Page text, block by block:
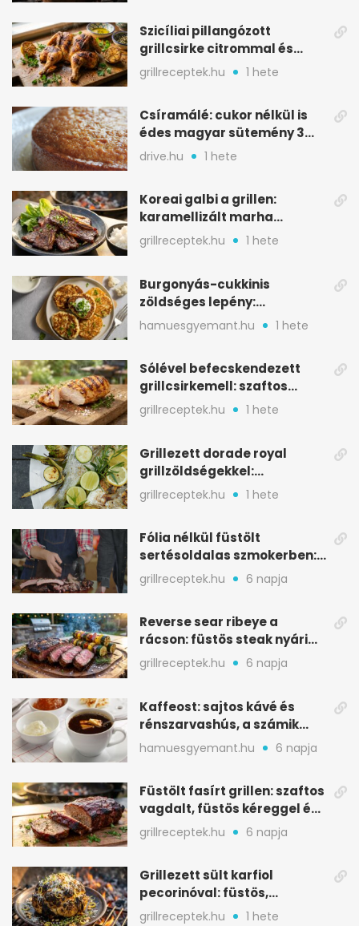
Szicíliai pillangózott
grillcsirke citrommal és
oregánóval
grillreceptek.hu 1 hete
Csíramálé: cukor nélkül is
édes magyar sütemény 3
alapanyagból
drive.hu 1 hete
Koreai galbi a grillen:
karamellizált marha
rövidborda gyorsan
grillreceptek.hu 1 hete
Burgonyás-cukkinis
zöldséges lepény:
aranybarna, szaftos, hús
nélkül is
hamuesgyemant.hu 1 hete
Sólével befecskendezett
grillcsirkemell: szaftos
marad, nem szárad ki
grillreceptek.hu 1 hete
Grillezett dorade royal
grillzöldségekkel:
mediterrán ízek a rostélyról
grillreceptek.hu 1 hete
Fólia nélkül füstölt
sertésoldalas szmokerben:
ropogós bark, 6 óra
grillreceptek.hu 6 napja
Reverse sear ribeye a
rácson: füstös steak nyári
tökkebabbal
grillreceptek.hu 6 napja
Kaffeost: sajtos kávé és
rénszarvashús, a számik
melegítő itala
hamuesgyemant.hu 6 napja
Füstölt fasírt grillen: szaftos
vagdalt, füstös kéreggel és
BBQ mázzal
grillreceptek.hu 6 napja
Grillezett sült karfiol
pecorinóval: füstös,
karamellizált nyári kedvenc
grillreceptek.hu 1 hete